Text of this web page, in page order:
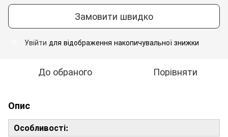
Замовити швидко
Увійти для відображення накопичувальної знижки
До обраного Порівняти
Опис
Особливості: